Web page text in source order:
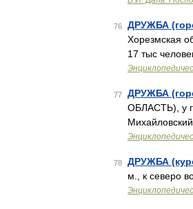
76 ДРУЖБА
Хорезмская
17 тыс
77 ДРУЖБА
ОБЛАСТЬ), у
78 ДРУЖБА
м., к северо